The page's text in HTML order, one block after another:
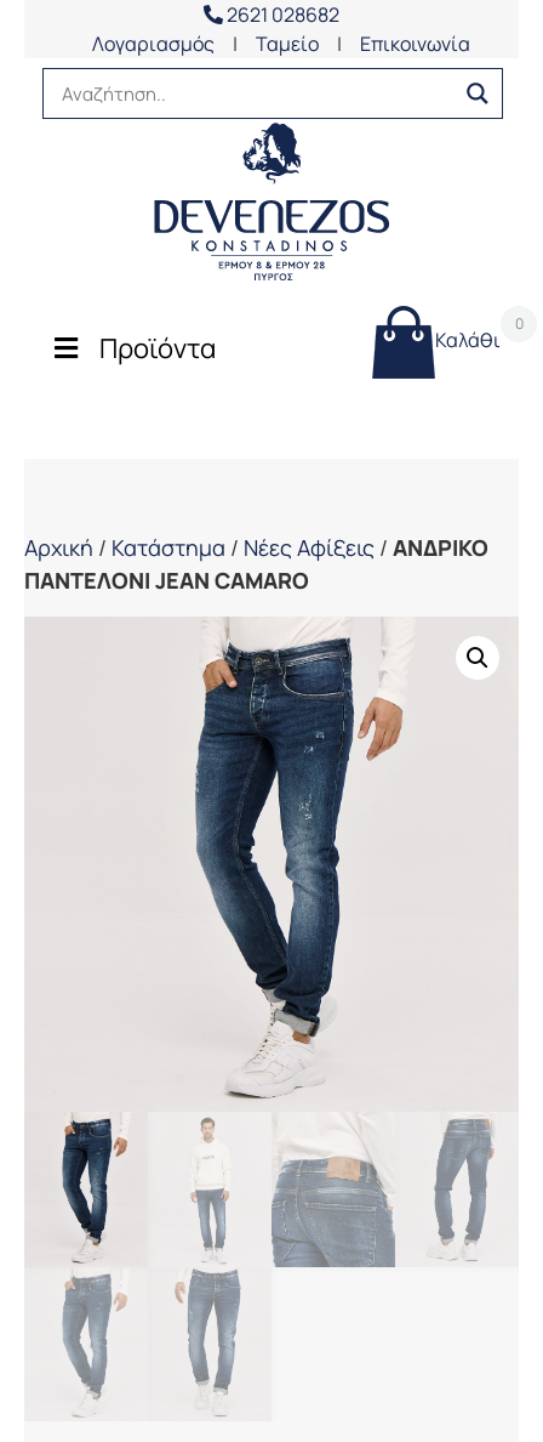
2621 028682
Λογαριασμός
| Ταμείο | Επικοινωνία
Καλάθι
0
Προϊόντα
Αρχική / Κατάστημα / Νέες Αφίξεις / ΑΝΔΡΙΚΟ
ΠΑΝΤΕΛΟΝΙ JEAN CAMARO